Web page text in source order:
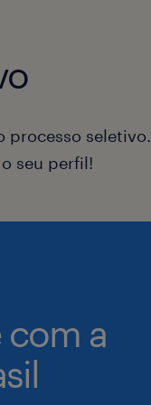
processo seletivo.
seu perfil!
com a